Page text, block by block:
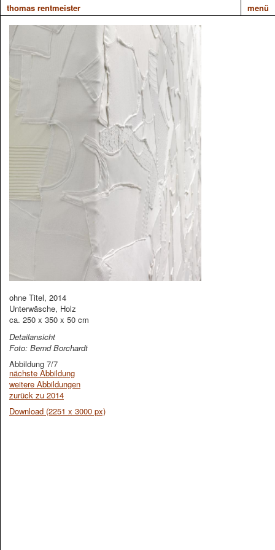
thomas rentmeister menü
ohne Titel, 2014
Unterwäsche, Holz
ca. 250 x 350 x 50 cm
Detailansicht
Foto: Bernd Borchardt
Abbildung 7/7
nächste Abbildung
weitere Abbildungen
zurück zu 2014
Download (2251 x 3000 px)